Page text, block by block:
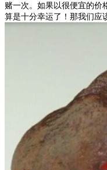
赌一次。如果以很便宜的价
算是十分幸运了！那我们应